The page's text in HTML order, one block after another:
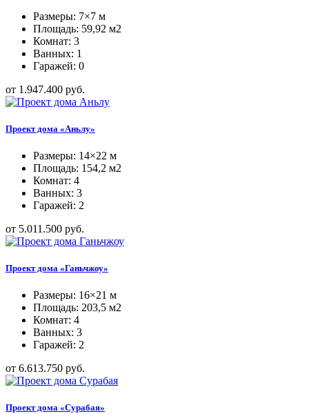
Размеры: 7×7 м
Площадь: 59,92 м2
Комнат: 3
Ванных: 1
Гаражей: 0
от 1.947.400 руб.
Проект дома «Аньлу»
Размеры: 14×22 м
Площадь: 154,2 м2
Комнат: 4
Ванных: 3
Гаражей: 2
от 5.011.500 руб.
Проект дома «Ганьчжоу»
Размеры: 16×21 м
Площадь: 203,5 м2
Комнат: 4
Ванных: 3
Гаражей: 2
от 6.613.750 руб.
Проект дома «Сурабая»